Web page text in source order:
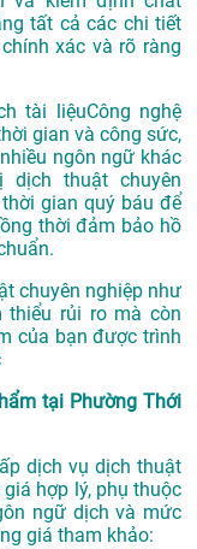
tất cả các chi tiết
xác và rõ ràng
tài liệuCông nghệ
gian và công sức,
ngôn ngữ khác
dịch thuật chuyên
gian quý báu để
thời đảm bảo hồ
chuyên nghiệp như
thiểu rủi ro mà còn
của bạn được trình
tại Phường Thới
dịch vụ dịch thuật
hợp lý, phụ thuộc
ngữ dịch và mức
giá tham khảo: